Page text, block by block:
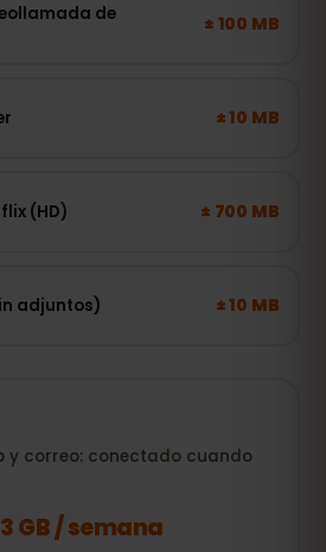
de
± 100 MB
± 10 MB
(HD) ± 700 MB
adjuntos) ± 10 MB
y correo: conectado cuando
GB / semana